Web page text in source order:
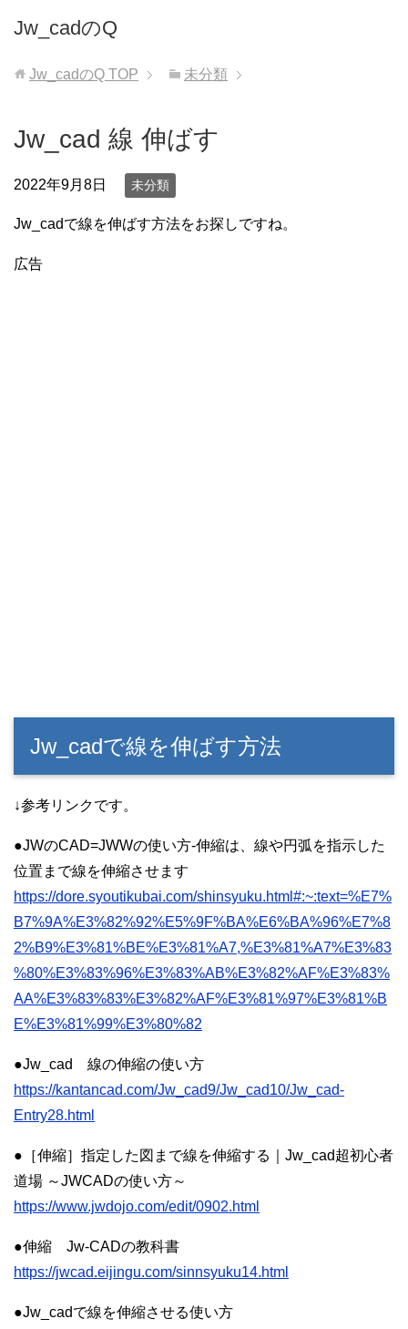
Jw_cadのQ
Jw_cadのQ TOP 未分類
Jw_cad 線 伸ばす
2022年9月8日 未分類
Jw_cadで線を伸ばす方法をお探しですね。
広告
Jw_cadで線を伸ばす方法
↓参考リンクです。
●JWのCAD=JWWの使い方-伸縮は、線や円弧を指示した
位置まで線を伸縮させます
https://dore.syoutikubai.com/shinsyuku.html#:~:text=%E7%
B7%9A%E3%82%92%E5%9F%BA%E6%BA%96%E7%8
2%B9%E3%81%BE%E3%81%A7,%E3%81%A7%E3%83
%80%E3%83%96%E3%83%AB%E3%82%AF%E3%83%
AA%E3%83%83%E3%82%AF%E3%81%97%E3%81%B
E%E3%81%99%E3%80%82
●Jw_cad 線の伸縮の使い方
https://kantancad.com/Jw_cad9/Jw_cad10/Jw_cad-
Entry28.html
●［伸縮］指定した図まで線を伸縮する｜Jw_cad超初心者
道場 ～JWCADの使い方～
https://www.jwdojo.com/edit/0902.html
●伸縮 Jw-CADの教科書
https://jwcad.eijingu.com/sinnsyuku14.html
●Jw_cadで線を伸縮させる使い方